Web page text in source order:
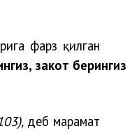
фарз қилган
закот берингиз...”.
деб марҳамат